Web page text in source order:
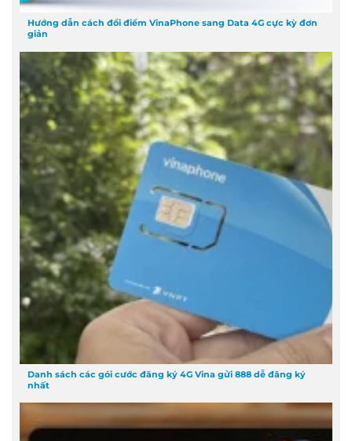
Hướng dẫn cách đổi điểm VinaPhone sang Data 4G cực kỳ đơn
giản
Danh sách các gói cước đăng ký 4G Vina gửi 888 dễ đăng ký
nhất